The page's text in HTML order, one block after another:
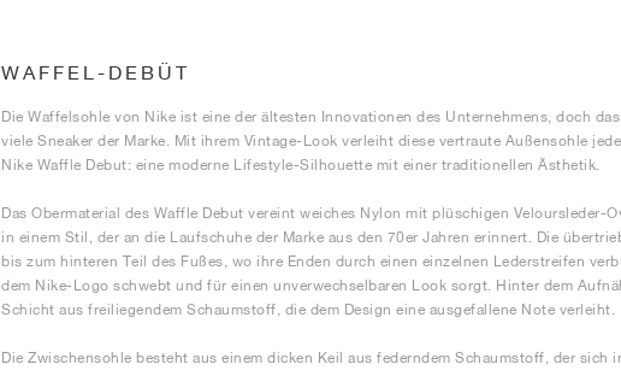
WAFFEL-DEBÜT
Die Waffelsohle von Nike ist eine der ältesten Innovationen des Unternehmens, doch
viele Sneaker der Marke. Mit ihrem Vintage-Look verleiht diese vertraute Außensohle
Nike Waffle Debut: eine moderne Lifestyle-Silhouette mit einer traditionellen Ästhetik.
Das Obermaterial des Waffle Debut vereint weiches Nylon mit plüschigen Veloursleder-
in einem Stil, der an die Laufschuhe der Marke aus den 70er Jahren erinnert. Die
bis zum hinteren Teil des Fußes, wo ihre Enden durch einen einzelnen Lederstreifen
dem Nike-Logo schwebt und für einen unverwechselbaren Look sorgt. Hinter dem
Schicht aus freiliegendem Schaumstoff, die dem Design eine ausgefallene Note verleiht.
Die Zwischensohle besteht aus einem dicken Keil aus federndem Schaumstoff, der sich